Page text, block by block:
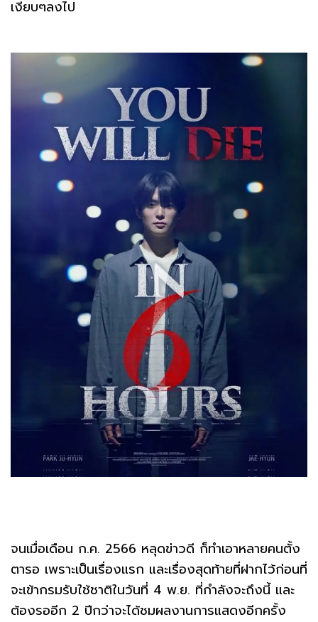
เงียบๆลงไป
จนเมื่อเดือน ก.ค. 2566 หลุดข่าวดี ก็ทำเอาหลายคนตั้ง
ตารอ เพราะเป็นเรื่องแรก และเรื่องสุดท้ายที่ฝากไว้ก่อนที่
จะเข้ากรมรับใช้ชาติในวันที่ 4 พ.ย. ที่กำลังจะถึงนี้ และ
ต้องรออีก 2 ปีกว่าจะได้ชมผลงานการแสดงอีกครั้ง